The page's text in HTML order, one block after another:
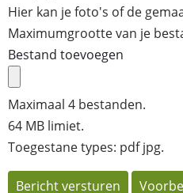
Hier kan je foto's of de
Maximumgrootte van je
Bestand toevoegen
Maximaal 4 bestanden.
64 MB limiet.
Toegestane types: pdf jpg.